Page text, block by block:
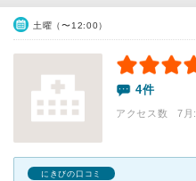
土曜（〜12:00）
4件
アクセス数 7月:
にきびの口コミ